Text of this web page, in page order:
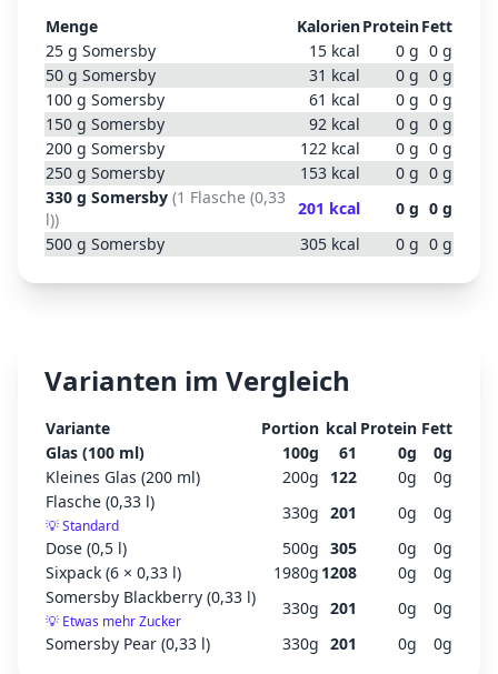
Menge KalorienProteinFett
25 g Somersby 15 kcal 0 g 0 g
50 g Somersby 31 kcal 0 g 0 g
100 g Somersby 61 kcal 0 g 0 g
150 g Somersby 92 kcal 0 g 0 g
200 g Somersby 122 kcal 0 g 0 g
250 g Somersby 153 kcal 0 g 0 g
330 g Somersby (1 Flasche (0,33
l))
201 kcal 0 g 0 g
500 g Somersby 305 kcal 0 g 0 g
Varianten im Vergleich
Variante Portion kcal Protein Fett
Glas (100 ml)
100g 61 0g 0g
Kleines Glas (200 ml)
200g 122 0g 0g
Flasche (0,33 l)
💡Standard
330g 201 0g 0g
Dose (0,5 l)
500g 305 0g 0g
Sixpack (6 × 0,33 l)
1980g 1208 0g 0g
Somersby Blackberry (0,33 l)
💡 Etwas mehr Zucker
330g 201 0g 0g
Somersby Pear (0,33 l)
330g 201 0g 0g